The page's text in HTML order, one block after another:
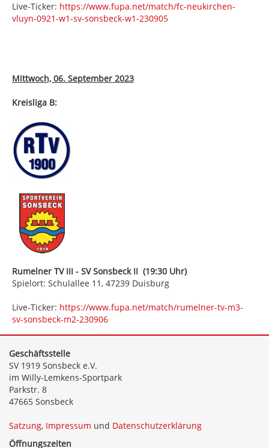
Live-Ticker: https://www.fupa.net/match/fc-neukirchen-
vluyn-0921-w1-sv-sonsbeck-w1-230905
Mittwoch, 06. September 2023
Kreisliga B:
Rumelner TV III - SV Sonsbeck II (19:30 Uhr)
Spielort: Schulallee 11, 47239 Duisburg
Live-Ticker: https://www.fupa.net/match/rumelner-tv-m3-
sv-sonsbeck-m2-230906
Geschäftsstelle
SV 1919 Sonsbeck e.V.
im Willy-Lemkens-Sportpark
Parkstr. 8
47665 Sonsbeck
Satzung, Impressum und Datenschutzerklärung
Öffnungszeiten